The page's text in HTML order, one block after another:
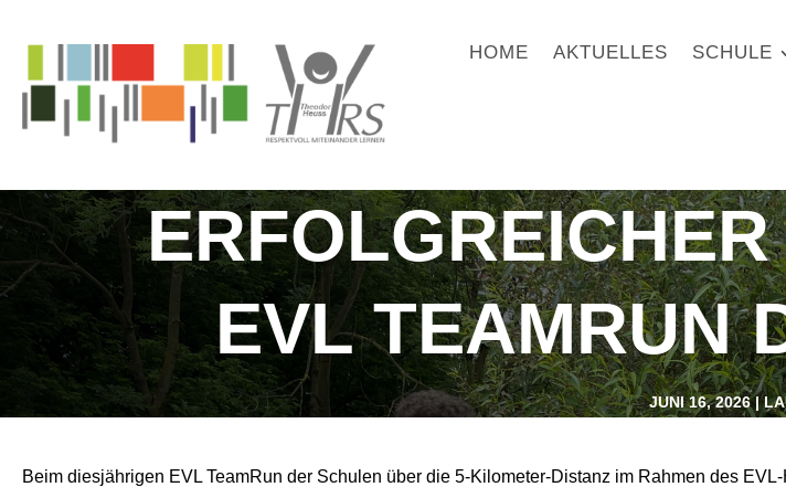
HOME AKTUELLES SCHULE
EVL TEAMRUN
JUNI 16, 2026|
Beim diesjährigen EVL TeamRun der Schulen über die 5-Kilometer-Distanz im Rahmen des